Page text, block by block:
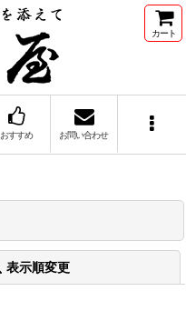
カート
おすすめ お問い合わせ
表示順変更